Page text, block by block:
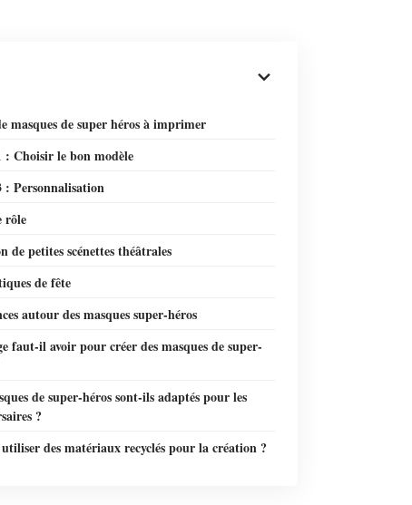
masques de super héros à imprimer
: Choisir le bon modèle
: Personnalisation
rôle
de petites scénettes théâtrales
de fête
autour des masques super-héros
faut-il avoir pour créer des masques de super-
de super-héros sont-ils adaptés pour les
?
des matériaux recyclés pour la création ?